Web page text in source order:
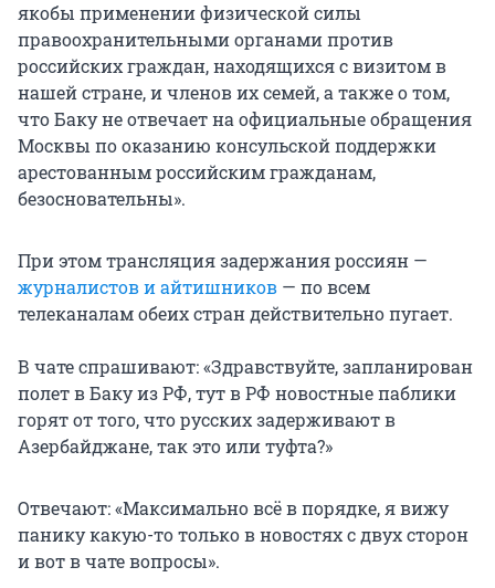
якобы применении физической силы
правоохранительными органами против
российских граждан, находящихся с визитом в
нашей стране, и членов их семей, а также о том,
что Баку не отвечает на официальные обращения
Москвы по оказанию консульской поддержки
арестованным российским гражданам,
безосновательны».
При этом трансляция задержания россиян —
журналистов и айтишников — по всем
телеканалам обеих стран действительно пугает.
В чате спрашивают: «Здравствуйте, запланирован
полет в Баку из РФ, тут в РФ новостные паблики
горят от того, что русских задерживают в
Азербайджане, так это или туфта?»
Отвечают: «Максимально всё в порядке, я вижу
панику какую-то только в новостях с двух сторон
и вот в чате вопросы».